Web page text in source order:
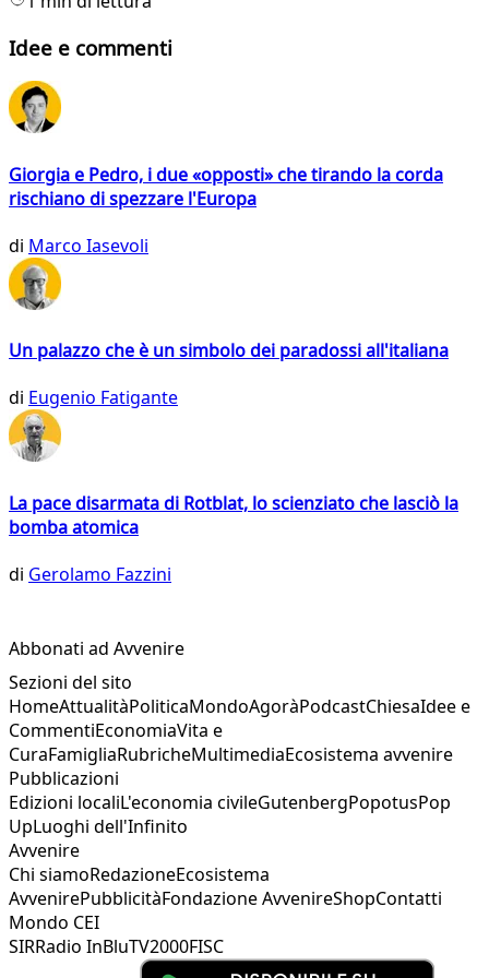
Idee e commenti
Giorgia e Pedro, i due «opposti» che tirando la corda
rischiano di spezzare l'Europa
di Marco Iasevoli
Un palazzo che è un simbolo dei paradossi all'italiana
di Eugenio Fatigante
La pace disarmata di Rotblat, lo scienziato che lasciò la
bomba atomica
di Gerolamo Fazzini
Abbonati ad Avvenire
Sezioni del sito
HomeAttualitàPoliticaMondoAgoràPodcastChiesaIdee e
CommentiEconomiaVita e
CuraFamigliaRubricheMultimediaEcosistema avvenire
Pubblicazioni
Edizioni localiL'economia civileGutenbergPopotusPop
UpLuoghi dell'Infinito
Avvenire
Chi siamoRedazioneEcosistema
AvvenirePubblicitàFondazione AvvenireShopContatti
Mondo CEI
SIRRadio InBluTV2000FISC